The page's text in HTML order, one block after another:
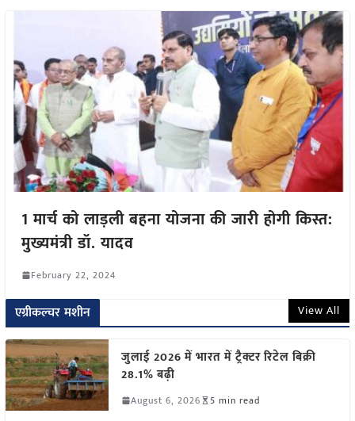
1 मार्च को लाड़ली बहना योजना की जारी होगी किस्त:
मुख्यमंत्री डॉ. यादव
February 22, 2024
एग्रीकल्चर मशीन View All
जुलाई 2026 में भारत में ट्रैक्टर रिटेल बिक्री
28.1% बढ़ी
August 6, 2026 5 min read